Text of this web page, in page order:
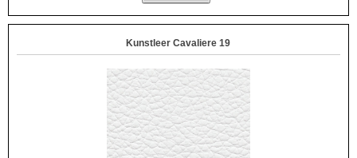
Kunstleer Cavaliere 19